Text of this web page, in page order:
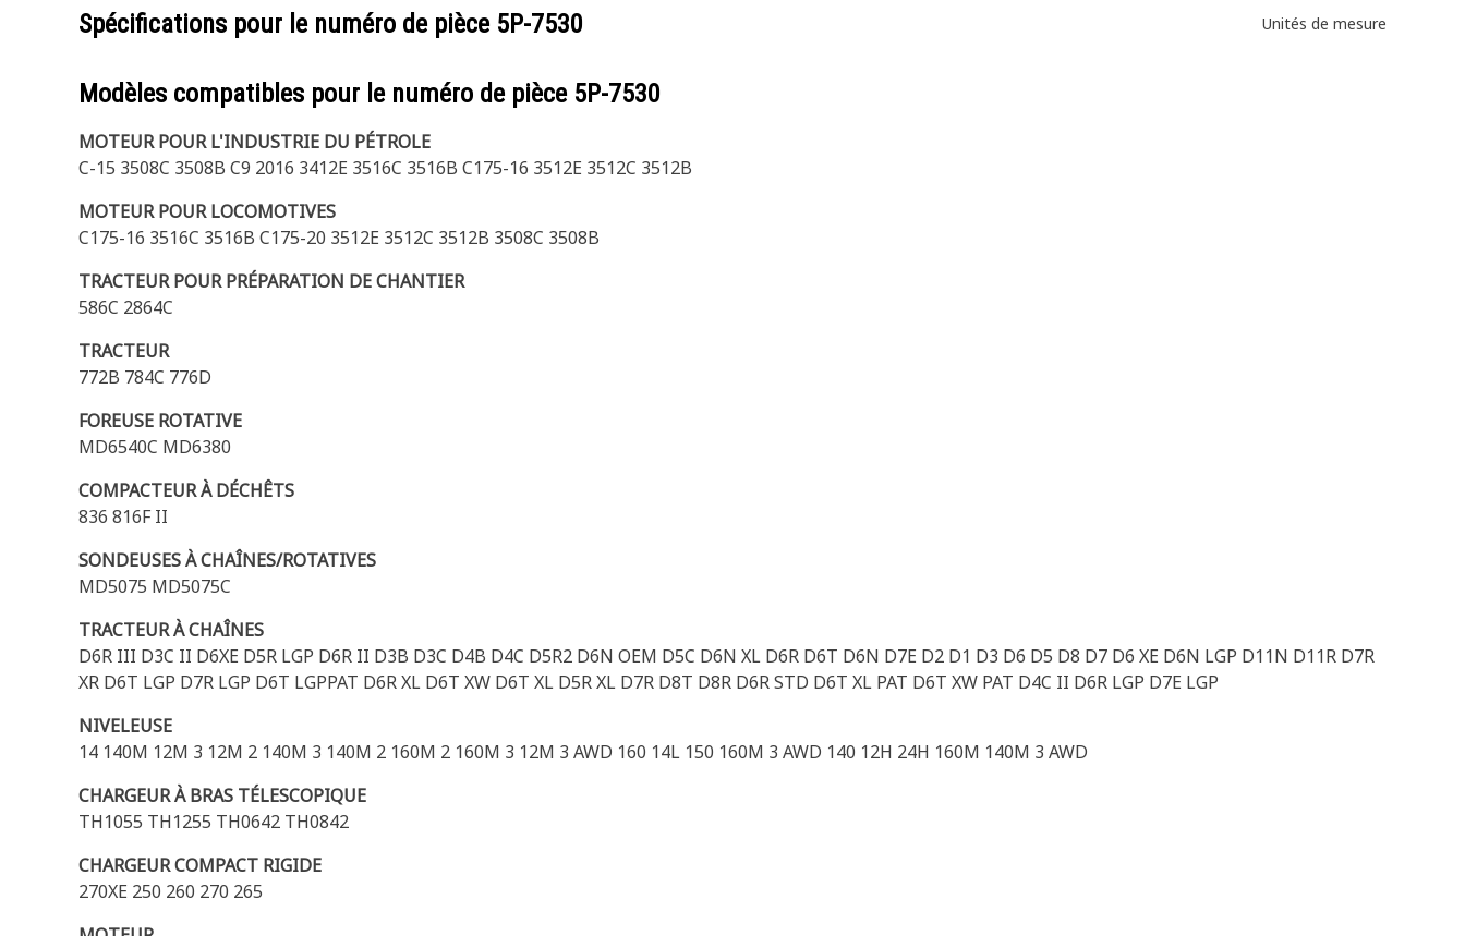
Spécifications pour le numéro de pièce 5P-7530 Unités de mesure
Modèles compatibles pour le numéro de pièce 5P-7530
MOTEUR POUR L'INDUSTRIE DU PÉTROLE
C-15 3508C 3508B C9 2016 3412E 3516C 3516B C175-16 3512E 3512C 3512B
MOTEUR POUR LOCOMOTIVES
C175-16 3516C 3516B C175-20 3512E 3512C 3512B 3508C 3508B
TRACTEUR POUR PRÉPARATION DE CHANTIER
586C 2864C
TRACTEUR
772B 784C 776D
FOREUSE ROTATIVE
MD6540C MD6380
COMPACTEUR À DÉCHÊTS
836 816F II
SONDEUSES À CHAÎNES/ROTATIVES
MD5075 MD5075C
TRACTEUR À CHAÎNES
D6R III D3C II D6XE D5R LGP D6R II D3B D3C D4B D4C D5R2 D6N OEM D5C D6N XL D6R D6T D6N D7E D2 D1 D3 D6 D5 D8 D7 D6 XE D6N LGP D11N D11R D7R
XR D6T LGP D7R LGP D6T LGPPAT D6R XL D6T XW D6T XL D5R XL D7R D8T D8R D6R STD D6T XL PAT D6T XW PAT D4C II D6R LGP D7E LGP
NIVELEUSE
14 140M 12M 3 12M 2 140M 3 140M 2 160M 2 160M 3 12M 3 AWD 160 14L 150 160M 3 AWD 140 12H 24H 160M 140M 3 AWD
CHARGEUR À BRAS TÉLESCOPIQUE
TH1055 TH1255 TH0642 TH0842
CHARGEUR COMPACT RIGIDE
270XE 250 260 270 265